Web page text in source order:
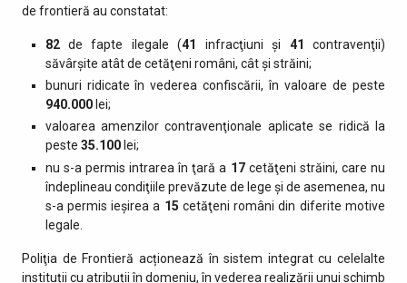
de frontieră au constatat:
82de fapte ilegale (41 infracţiuni şi 41contravenţii)
săvârşite atât de cetăţeni români, cât şi străini;
bunuri ridicate în vederea confiscării, în valoare de peste
940.000 lei;
valoarea amenzilor contravenţionale aplicate se ridică la
peste 35.100lei;
nu s-a permis intrarea în ţară a 17 cetăţeni străini, care nu
îndeplineau condiţiile prevăzute de lege şi de asemenea, nu
s-a permis ieşirea a 15 cetăţeni români din diferite motive
legale.
Poliţia de Frontieră acționează în sistem integrat cu celelalte
instituții cu atribuții în domeniu, în vederea realizării unui schimb